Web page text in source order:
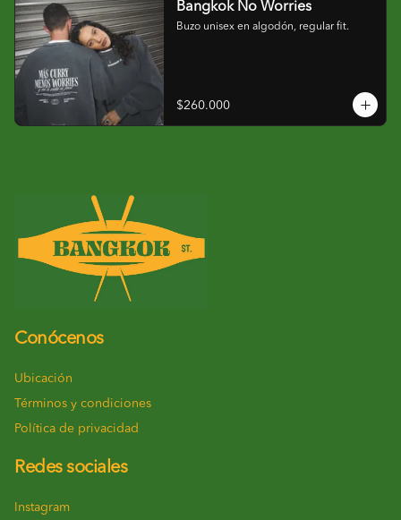
Bangkok No Worries
Buzo unisex en algodón, regular fit.
$260.000
Conócenos
Ubicación
Términos y condiciones
Política de privacidad
Redes sociales
Instagram